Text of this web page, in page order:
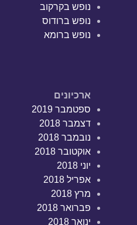
נופש בקרקוב
נופש ברודוס
נופש ברומא
ארכיונים
ספטמבר 2019
דצמבר 2018
נובמבר 2018
אוקטובר 2018
יוני 2018
אפריל 2018
מרץ 2018
פברואר 2018
ינואר 2018